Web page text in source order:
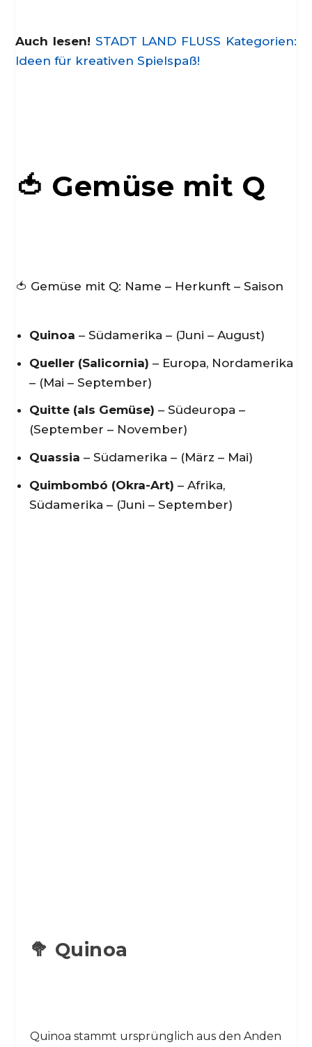
Auch lesen! STADT LAND FLUSS Kategorien:
Ideen für kreativen Spielspaß!
🍅 Gemüse mit Q
🍅 Gemüse mit Q: Name – Herkunft – Saison
Quinoa – Südamerika – (Juni – August)
Queller (Salicornia) – Europa, Nordamerika
– (Mai – September)
Quitte (als Gemüse) – Südeuropa –
(September – November)
Quassia – Südamerika – (März – Mai)
Quimbombó (Okra-Art) – Afrika,
Südamerika – (Juni – September)
🥦 Quinoa
Quinoa stammt ursprünglich aus den Anden